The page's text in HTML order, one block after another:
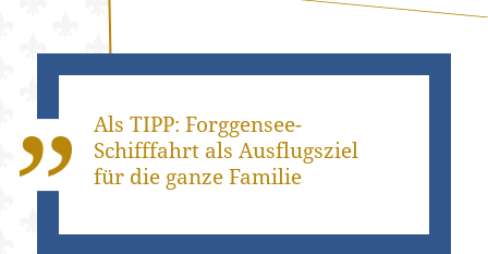
Als TIPP: Forggensee-
Schifffahrt als Ausflugsziel
für die ganze Familie